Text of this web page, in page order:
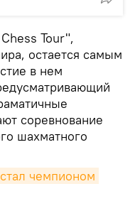
Tour",
остается самым
в нем
соревнование
шахматного
чемпионом